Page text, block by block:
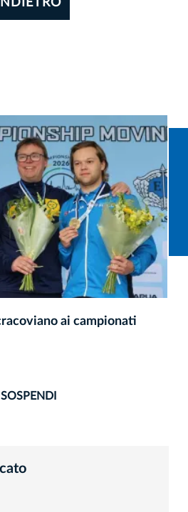
INDIETRO
ai campionati
SOSPENDI